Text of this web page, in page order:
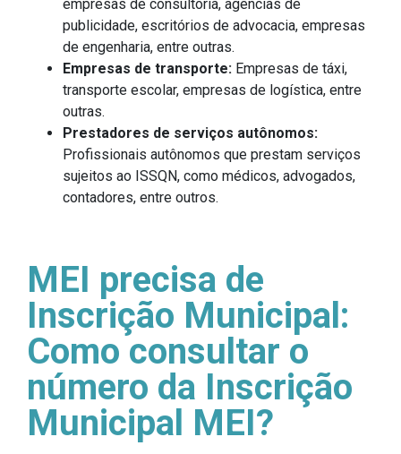
empresas de consultoria, agências de
publicidade, escritórios de advocacia, empresas
de engenharia, entre outras.
Empresas de transporte: Empresas de táxi,
transporte escolar, empresas de logística, entre
outras.
Prestadores de serviços autônomos:
Profissionais autônomos que prestam serviços
sujeitos ao ISSQN, como médicos, advogados,
contadores, entre outros.
MEI precisa de
Inscrição Municipal:
Como consultar o
número da Inscrição
Municipal MEI?